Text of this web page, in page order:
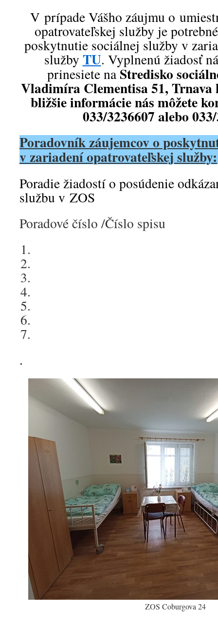
V prípade Vášho záujmu o
opatrovateľskej služby je
poskytnutie sociálnej služby v
služby TU. Vyplnenú žiadosť
prinesiete naStredisko
Vladimíra Clementisa 51,
bližšie informácie nás môžete
033/3236607 alebo
Poradovník záujemcov o
v zariadení opatrovateľskej služby:
Poradie žiadostí o posúdenie
službu v ZOS
Poradové číslo /Číslo spisu
.
ZOS Coburgova 24